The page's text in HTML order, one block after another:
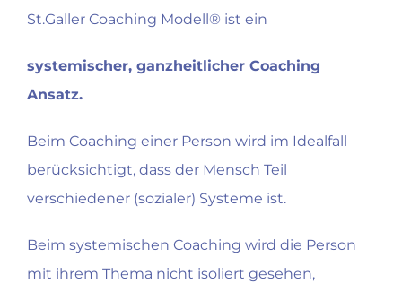
St.Galler Coaching Modell® ist ein
systemischer, ganzheitlicher Coaching
Ansatz.
Beim Coaching einer Person wird im Idealfall
berücksichtigt, dass der Mensch Teil
verschiedener (sozialer) Systeme ist.
Beim systemischen Coaching wird die Person
mit ihrem Thema nicht isoliert gesehen,